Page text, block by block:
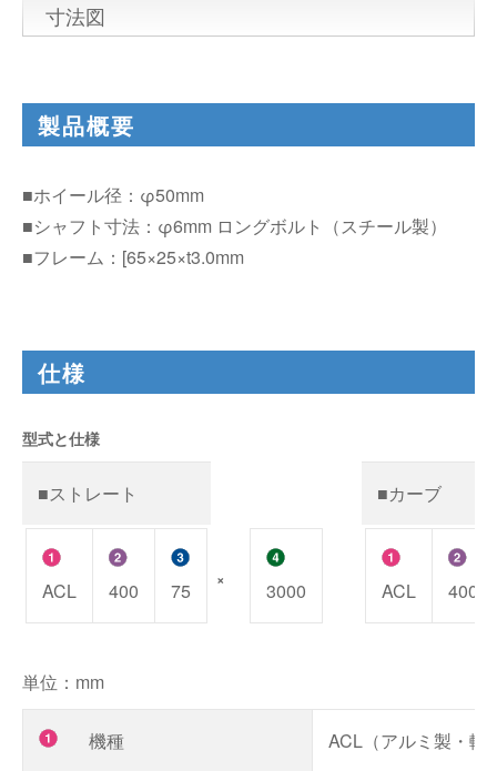
寸法図
製品概要
■ホイール径：φ50mm
■シャフト寸法：φ6mm ロングボルト（スチール製）
■フレーム：[65×25×t3.0mm
仕様
型式と仕様
■ストレート ■カーブ
ACL 400 75 × 3000 ACL 400
単位：mm
機種 ACL（アルミ製・軽